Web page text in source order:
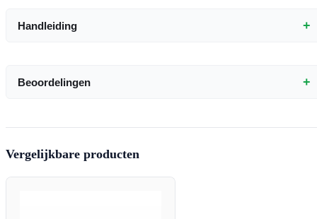
Handleiding +
Beoordelingen +
Vergelijkbare producten